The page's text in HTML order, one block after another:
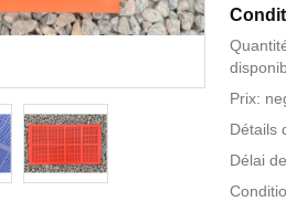
Prix:
Détails
Délai